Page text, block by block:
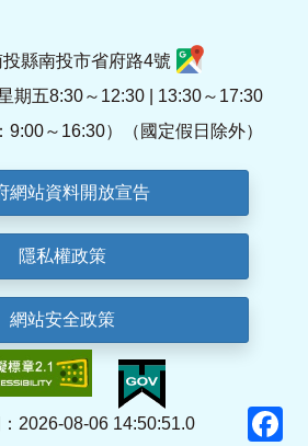
縣南投市省府路4號
期五8:30～12:30 | 13:30～17:30
9:00～16:30）（國定假日除外）
網站資料開放宣告
隱私權政策
網站安全政策
2026-08-06 14:50:51.0